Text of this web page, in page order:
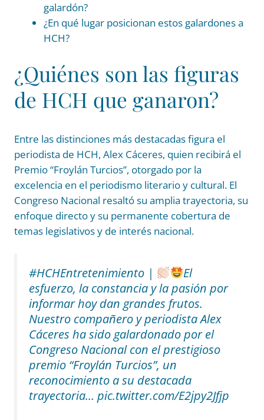
galardón?
¿En qué lugar posicionan estos galardones a
HCH?
¿Quiénes son las figuras
de HCH que ganaron?
Entre las distinciones más destacadas figura el
periodista de HCH, Alex Cáceres, quien recibirá el
Premio “Froylán Turcios”, otorgado por la
excelencia en el periodismo literario y cultural. El
Congreso Nacional resaltó su amplia trayectoria, su
enfoque directo y su permanente cobertura de
temas legislativos y de interés nacional.
#HCHEntretenimiento |
El
esfuerzo, la constancia y la pasión por
informar hoy dan grandes frutos.
Nuestro compañero y periodista Alex
Cáceres ha sido galardonado por el
Congreso Nacional con el prestigioso
premio “Froylán Turcios”, un
reconocimiento a su destacada
trayectoria… pic.twitter.com/E2jpy2Jfjp